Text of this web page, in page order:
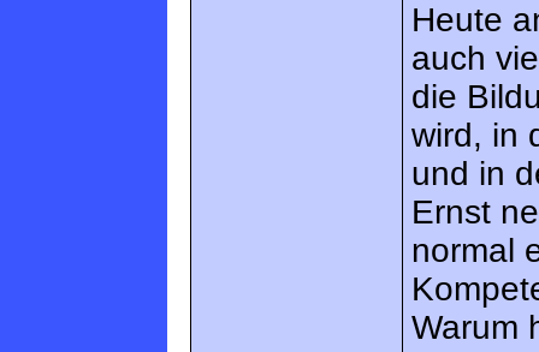
Heute
auch
die
wird, in
und in
Ernst
normal
Warum